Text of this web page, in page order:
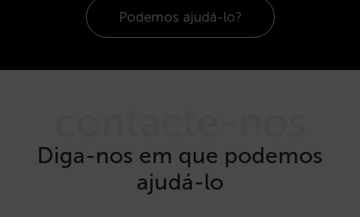
Podemos ajudá-lo?
Diga-nos em que podemos
ajudá-lo